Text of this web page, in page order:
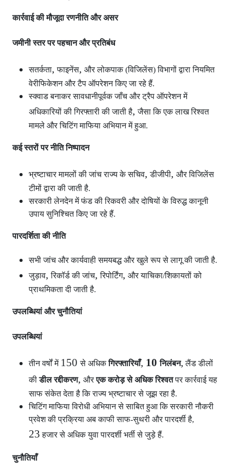
कार्रवाई की मौजूदा रणनीति और असर
जमीनी स्तर पर पहचान और प्रतिबंध
सतर्कता,फाइनेंस, और लोकपाक (विजिलेंस) विभागों द्वारा नियमित
वेरीफिकेशन और टैप ऑपरेशन किए जा रहे हैं.
स्क्वाड बनाकर सावधानीपूर्वक जाँच और ट्रैप ऑपरेशन में
अधिकारियों की गिरफ्तारी की जाती है,जैसा कि एक लाख रिश्वत
मामले और चिटिंग माफिया अभियान में हुआ.
कई स्तरों पर नीति निष्पादन
भ्रष्टाचार मामलों की जांच राज्य के सचिव,डीजीपी, और विजिलेंस
टीमों द्वारा की जाती है.
सरकारी लेनदेन में फंड की रिकवरी और दोषियों के विरुद्ध कानूनी
उपाय सुनिश्चित किए जा रहे हैं.
पारदर्शिता की नीति
सभी जांच और कार्यवाही समयबद्ध और खुले रूप से लागू की जाती है.
जुड़ाव,रिकॉर्ड की जांच,रिपोर्टिंग, और याचिका/शिकायतों को
प्राथमिकता दी जाती है.
उपलब्धियां और चुनौतियां
उपलब्धियां
तीन वर्षों में 150से अधिकगिरफ्तारियाँ, 10निलंबन, लैंड डीलों
की डील रद्दीकरण, और एक करोड़ से अधिक रिश्वत पर कार्रवाई यह
साफ संकेत देता है कि राज्य भ्रष्टाचार से जूझ रहा है.
चिटिंग माफिया विरोधी अभियान से साबित हुआ कि सरकारी नौकरी
प्रवेश की प्रक्रिया अब काफी साफ-सुथरी और पारदर्शी है,
23 हजार से अधिक युवा पारदर्शी भर्ती से जुड़े हैं.
चुनौतियाँ